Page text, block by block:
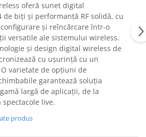
oferă sunet digital
biți și performanță RF solidă, cu
și reîncărcare într-o
versatile ale sistemului wireless.
și design digital wireless de
cu ușurință cu un
varietate de opțiuni de
garantează soluția
largă de aplicații, de la
live.
produs